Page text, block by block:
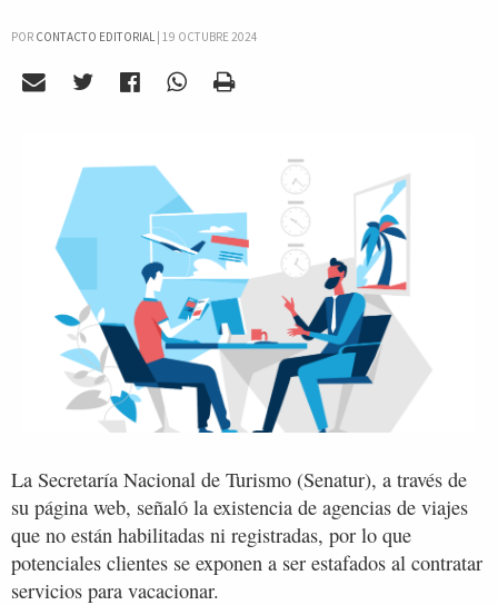
POR CONTACTO EDITORIAL| 19 OCTUBRE 2024
La Secretaría Nacional de Turismo (Senatur), a través de
su página web, señaló la existencia de agencias de viajes
que no están habilitadas ni registradas, por lo que
potenciales clientes se exponen a ser estafados al contratar
servicios para vacacionar.